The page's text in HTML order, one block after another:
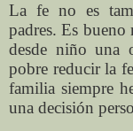
La fe no es
padres. Es
desde niño una
pobre reducir la
familia siempre
una decisión